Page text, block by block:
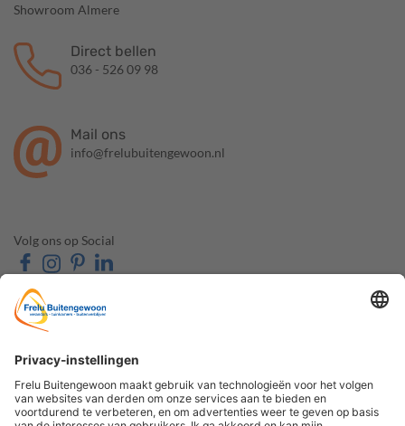
Showroom Almere
Direct bellen
036 - 526 09 98
Mail ons
info@frelubuitengewoon.nl
Volg ons op Social
OVER FRELU
BUITENGEWOON
Over ons
Contact & Route
Schuifwanden